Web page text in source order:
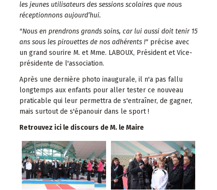
les jeunes utilisateurs des sessions scolaires que nous
réceptionnons aujourd’hui.
"Nous en prendrons grands soins, car lui aussi doit tenir 15
ans sous les pirouettes de nos adhérents !" précise avec
un grand sourire M. et Mme. LABOUX, Président et Vice-
présidente de l'association.
Après une dernière photo inaugurale, il n'a pas fallu
longtemps aux enfants pour aller tester ce nouveau
praticable qui leur permettra de s'entraîner, de gagner,
mais surtout de s'épanouir dans le sport !
Retrouvez ici le discours de M. le Maire